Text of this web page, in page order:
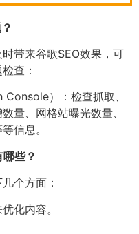
带来谷歌SEO效果，可
查：
）：检查抓取、
量、网格站曝光数量、
信息。
些？
个方面：
化内容。